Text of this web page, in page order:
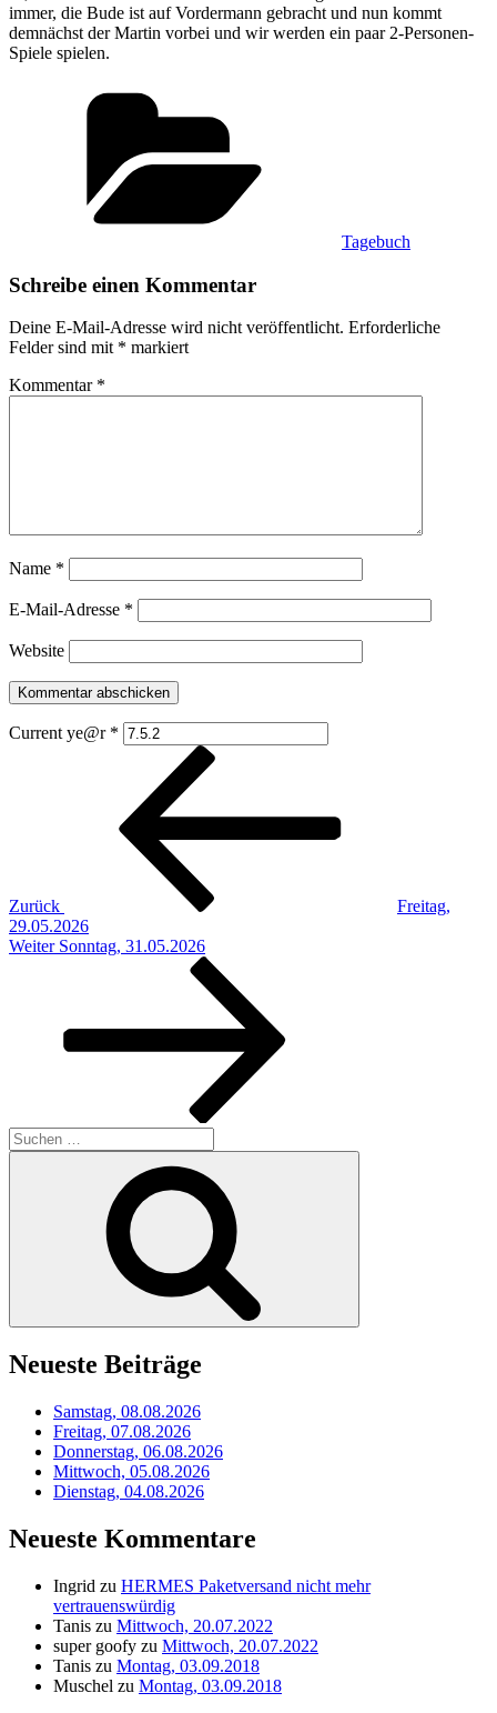
immer, die Bude ist auf Vordermann gebracht und nun kommt
demnächst der Martin vorbei und wir werden ein paar 2-Personen-
Spiele spielen.
Tagebuch
Schreibe einen Kommentar
Deine E-Mail-Adresse wird nicht veröffentlicht. Erforderliche
Felder sind mit * markiert
Kommentar *
Name *
E-Mail-Adresse *
Website
Current ye@r *
Beitragsnavigation
Zurück
Freitag,
29.05.2026
Nächster
Weiter Sonntag, 31.05.2026
Suchen
nach:
Neueste Beiträge
Samstag, 08.08.2026
Freitag, 07.08.2026
Donnerstag, 06.08.2026
Mittwoch, 05.08.2026
Dienstag, 04.08.2026
Neueste Kommentare
Ingrid zu HERMES Paketversand nicht mehr
vertrauenswürdig
Tanis zu Mittwoch, 20.07.2022
super goofy zu Mittwoch, 20.07.2022
Tanis zu Montag, 03.09.2018
Muschel zu Montag, 03.09.2018